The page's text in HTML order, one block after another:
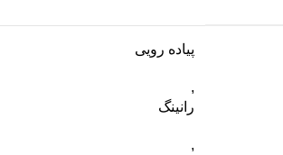
پیاده رویی
,
رانینگ
,